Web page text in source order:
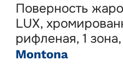
Поверность
LUX,
рифленая, 1